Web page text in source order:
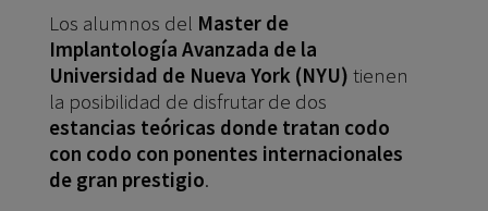
Los alumnos del Master de
Implantología Avanzada de la
Universidad de Nueva York (NYU) tienen
la posibilidad de disfrutar de dos
estancias teóricas donde tratan codo
con codo con ponentes internacionales
de gran prestigio.